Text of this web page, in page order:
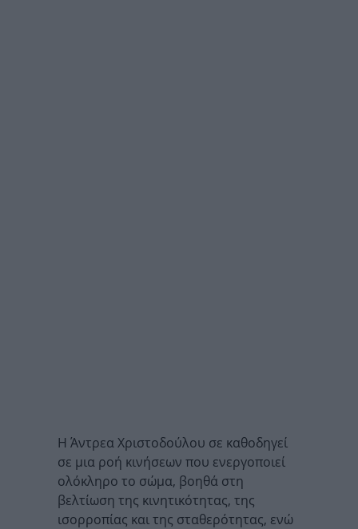
Η Άντρεα Χριστοδούλου σε καθοδηγεί
σε μια ροή κινήσεων που ενεργοποιεί
ολόκληρο το σώμα, βοηθά στη
βελτίωση της κινητικότητας, της
ισορροπίας και της σταθερότητας, ενώ